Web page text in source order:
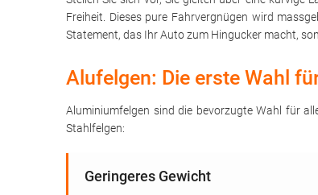
Freiheit. Dieses pure Fahrvergnügen wird
Statement, das Ihr Auto zum Hingucker macht,
Alufelgen: Die erste Wahl
Aluminiumfelgen sind die bevorzugte Wahl für
Stahlfelgen:
Geringeres Gewicht